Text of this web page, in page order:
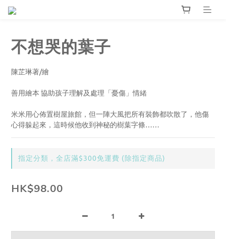
不想哭的葉子
陳芷琳著/繪
善用繪本 協助孩子理解及處理「憂傷」情緒
米米用心佈置樹屋旅館，但一陣大風把所有裝飾都吹散了，他傷
心得躲起來，這時候他收到神秘的樹葉字條……
指定分類，全店滿$300免運費 (除指定商品)
HK$98.00